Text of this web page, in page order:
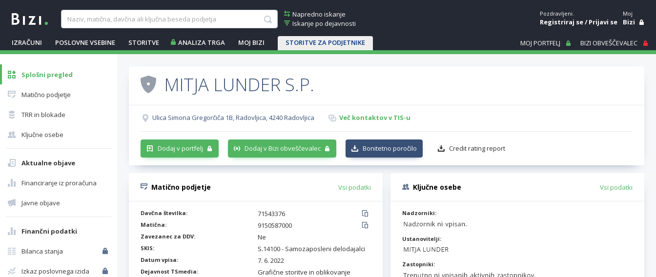
Napredno iskanje
Iskanje po dejavnosti
IZRAČUNI POSLOVNE VSEBINE STORITVE ANALIZA TRGA MOJ BIZI STORITVE ZA PODJETNIKE
Pozdravljeni.
Registriraj se/Prijavi se
Moj
Bizi
MOJ PORTFELJ BIZI OBVEŠČEVALEC
Splošni pregled
Matično podjetje
TRR in blokade
Ključne osebe
Aktualne objave
Financiranje iz proračuna
Javne objave
Finančni podatki
Bilanca stanja
Izkaz poslovnega izida
MITJA LUNDER S.P.
Ulica Simona Gregorčiča 1B, Radovljica, 4240 Radovljica Več kontaktov v TIS-u
Dodaj v portfelj Dodaj v Bizi obveščevalec Bonitetno poročilo Credit rating report
Matično podjetje Vsi podatki
Davčna številka: 71543376
Matična: 9150587000
Zavezanec za DDV: Ne
SKIS: S.14100 - Samozaposleni delodajalci
Datum vpisa: 7. 6. 2022
Dejavnost TSmedia: Grafične storitve in oblikovanje
Ključne osebe Vsi podatki
Nadzorniki:
Ustanovitelji:
Zastopniki: